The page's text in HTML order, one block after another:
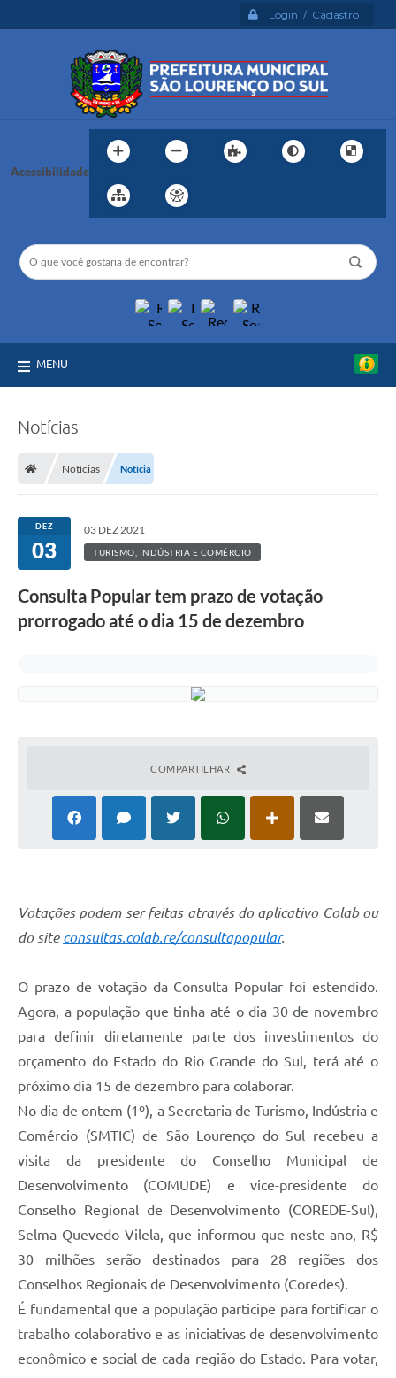
Login / Cadastro
Acessibilidade
MENU
Notícias
Notícias Notícia
DEZ
03
03 DEZ 2021
TURISMO, INDÚSTRIA E COMÉRCIO
Consulta Popular tem prazo de votação
prorrogado até o dia 15 de dezembro
COMPARTILHAR
Votações podem ser feitas através do aplicativo Colab ou
do site consultas.colab.re/consultapopular.
O prazo de votação da Consulta Popular foi estendido.
Agora, a população que tinha até o dia 30 de novembro
para definir diretamente parte dos investimentos do
orçamento do Estado do Rio Grande do Sul, terá até o
próximo dia 15 de dezembro para colaborar.
No dia de ontem (1º), a Secretaria de Turismo, Indústria e
Comércio (SMTIC) de São Lourenço do Sul recebeu a
visita da presidente do Conselho Municipal de
Desenvolvimento (COMUDE) e vice-presidente do
Conselho Regional de Desenvolvimento (COREDE-Sul),
Selma Quevedo Vilela, que informou que neste ano, R$
30 milhões serão destinados para 28 regiões dos
Conselhos Regionais de Desenvolvimento (Coredes).
É fundamental que a população participe para fortificar o
trabalho colaborativo e as iniciativas de desenvolvimento
econômico e social de cada região do Estado. Para votar,